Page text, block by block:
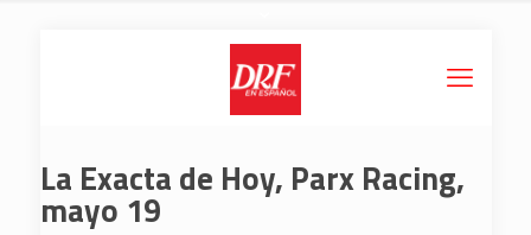
La Exacta de Hoy, Parx Racing,
mayo 19